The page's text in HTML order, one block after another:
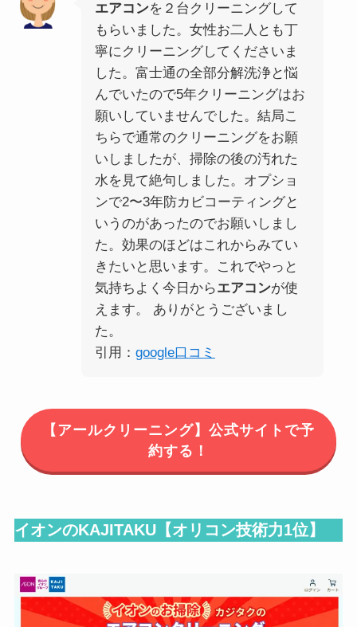
エアコンを２台クリーニングして
もらいました。女性お二人とも丁
寧にクリーニングしてくださいま
した。富士通の全部分解洗浄と悩
んでいたので5年クリーニングはお
願いしていませんでした。結局こ
ちらで通常のクリーニングをお願
いしましたが、掃除の後の汚れた
水を見て絶句しました。オプショ
ンで2〜3年防カビコーティングと
いうのがあったのでお願いしまし
た。効果のほどはこれからみてい
きたいと思います。これでやっと
気持ちよく今日からエアコンが使
えます。 ありがとうございまし
た。
引用： google口コミ
【アールクリーニング】公式サイトで予
約する！
イオンのKAJITAKU【オリコン技術力1位】